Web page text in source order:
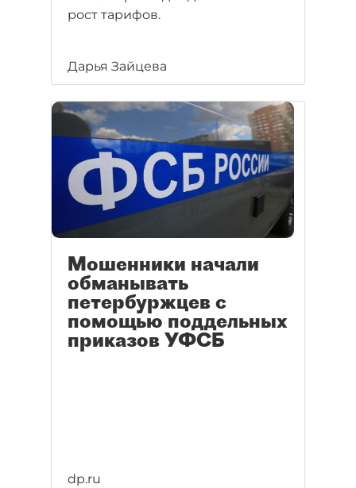
рост тарифов.
Дарья Зайцева
Мошенники начали
обманывать
петербуржцев с
помощью поддельных
приказов УФСБ
dp.ru